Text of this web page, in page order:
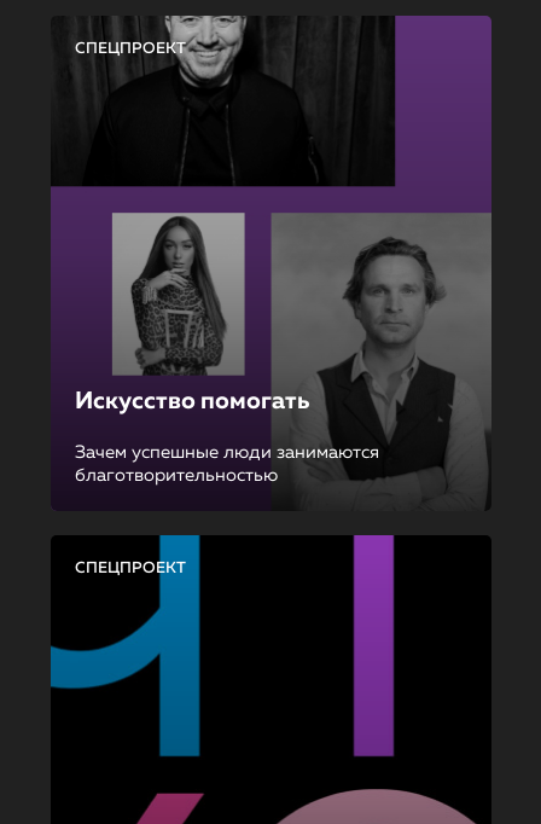
СПЕЦПРОЕКТ
Искусство помогать
Зачем успешные люди занимаются
благотворительностью
СПЕЦПРОЕКТ